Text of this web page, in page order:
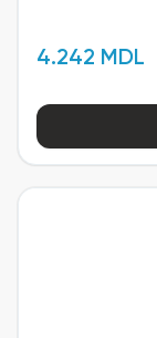
4.242 MDL